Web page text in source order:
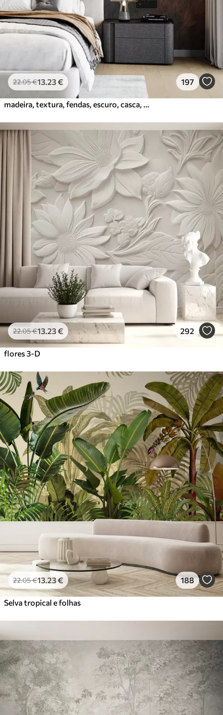
22.05€13.23€ 197
madeira, textura, fendas, escuro, casca, superfície
22.05€13.23€ 292
flores 3-D
22.05€13.23€ 188
Selva tropical e folhas